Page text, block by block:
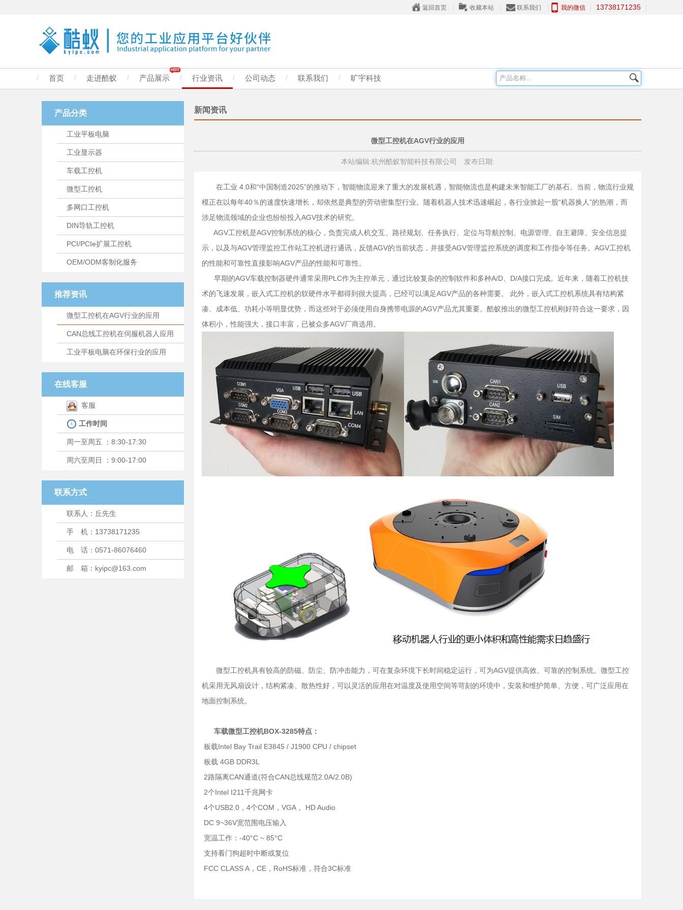
返回首页 收藏本站 联系我们 我的微信 13738171235
/ 首页 / 走进酷蚁 / 产品展示 / 行业资讯 / 公司动态 / 联系我们 / 旷宇科技
产品分类
工业平板电脑
工业显示器
车载工控机
微型工控机
多网口工控机
DIN导轨工控机
PCI/PCIe扩展工控机
OEM/ODM客制化服务
推荐资讯
微型工控机在AGV行业的应用
CAN总线工控机在伺服机器人应用
工业平板电脑在环保行业的应用
在线客服
客服
工作时间
周一至周五 ：8:30-17:30
周六至周日 ：9:00-17:00
联系方式
联系人：丘先生
手 机：13738171235
电 话：0571-86076460
邮 箱：kyipc@163.com
新闻资讯
微型工控机在AGV行业的应用
本站编辑:杭州酷蚁智能科技有限公司 发布日期:
在工业 4.0和“中国制造2025”的推动下，智能物流迎来了重大的发展机遇，智能物流也是构建未来智能工厂的基石。当前，物流行业规
模正在以每年40％的速度快速增长，却依然是典型的劳动密集型行业。随着机器人技术迅速崛起，各行业掀起一股“机器换人”的热潮，而
涉足物流领域的企业也纷纷投入AGV技术的研究。
AGV工控机是AGV控制系统的核心，负责完成人机交互、路径规划、任务执行、定位与导航控制、电源管理、自主避障、安全信息提
示，以及与AGV管理监控工作站工控机进行通讯，反馈AGV的当前状态，并接受AGV管理监控系统的调度和工作指令等任务。AGV工控机
的性能和可靠性直接影响AGV产品的性能和可靠性。
早期的AGV车载控制器硬件通常采用PLC作为主控单元，通过比较复杂的控制软件和多种A/D、D/A接口完成。近年来，随着工控机技
术的飞速发展，嵌入式工控机的软硬件水平都得到很大提高，已经可以满足AGV产品的各种需要。 此外，嵌入式工控机系统具有结构紧
凑、成本低、功耗小等明显优势，而这些对于必须使用自身携带电源的AGV产品尤其重要。酷蚁推出的微型工控机刚好符合这一要求，因
体积小，性能强大，接口丰富，已被众多AGV厂商选用。
微型工控机具有较高的防磁、防尘、防冲击能力，可在复杂环境下长时间稳定运行，可为AGV提供高效、可靠的控制系统。微型工控
机采用无风扇设计，结构紧凑、散热性好，可以灵活的应用在对温度及使用空间等苛刻的环境中，安装和维护简单、方便，可广泛应用在
地面控制系统。
车载微型工控机BOX-3285特点：
板载Intel Bay Trail E3845 / J1900 CPU / chipset
板载 4GB DDR3L
2路隔离CAN通道(符合CAN总线规范2.0A/2.0B)
2个Intel I211千兆网卡
4个USB2.0，4个COM，VGA， HD Audio
DC 9~36V宽范围电压输入
宽温工作：-40°C ~ 85°C
支持看门狗超时中断或复位
FCC CLASS A，CE，RoHS标准，符合3C标准